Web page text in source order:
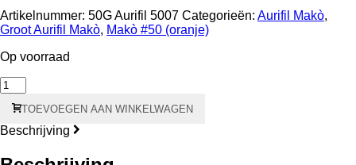
Artikelnummer: 50G Aurifil 5007 Categorieën: Aurifil Makò,
Groot Aurifil Makò, Makò #50 (oranje)
Op voorraad
5007
Aurifil
Makò
#50
TOEVOEGEN AAN WINKELWAGEN
Beschrijving